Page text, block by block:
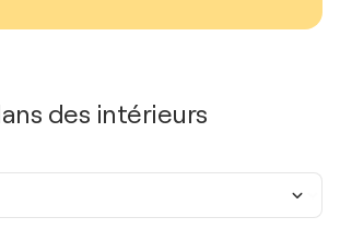
des intérieurs